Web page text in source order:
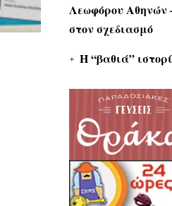
Λεωφόρου Αθηνών
στον σχεδιασμό
Η “βαθιά”